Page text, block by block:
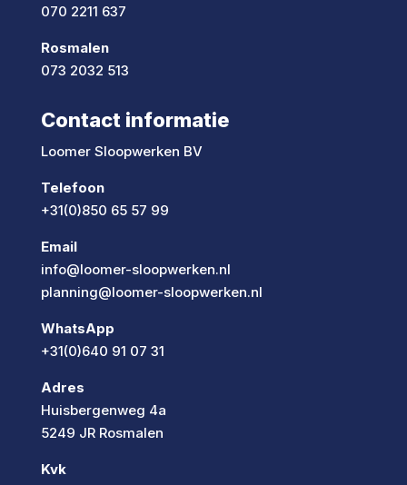
070 2211 637
Rosmalen
073 2032 513
Contact informatie
Loomer Sloopwerken BV
Telefoon
+31(0)850 65 57 99
Email
info@loomer-sloopwerken.nl
planning@loomer-sloopwerken.nl
WhatsApp
+31(0)640 91 07 31
Adres
Huisbergenweg 4a
5249 JR Rosmalen
Kvk